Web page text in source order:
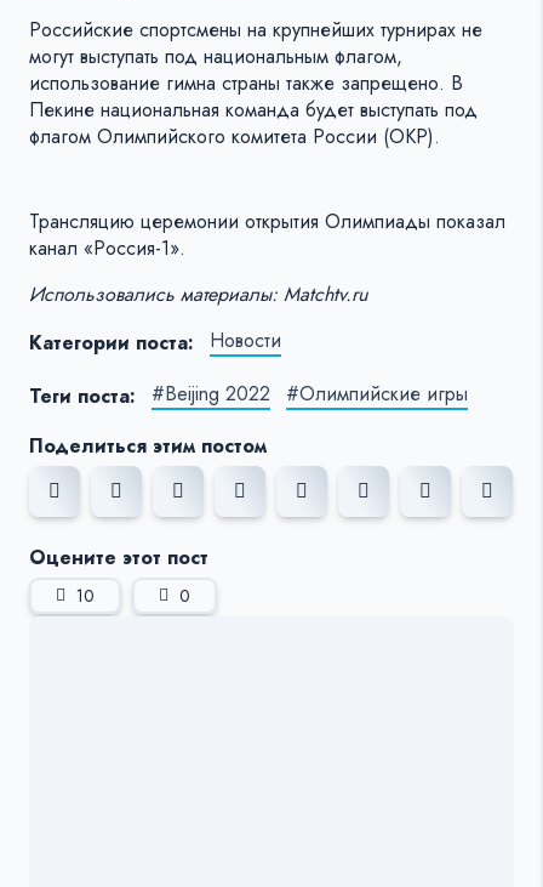
Российские спортсмены на крупнейших турнирах не
могут выступать под национальным флагом,
использование гимна страны также запрещено. В
Пекине национальная команда будет выступать под
флагом Олимпийского комитета России (ОКР).
Трансляцию церемонии открытия Олимпиады показал
канал «Россия-1».
Использовались материалы: Matchtv.ru
Категории поста:
Новости
Теги поста:
#Beijing 2022
#Олимпийские игры
Поделиться этим постом
Оцените этот пост
10 0